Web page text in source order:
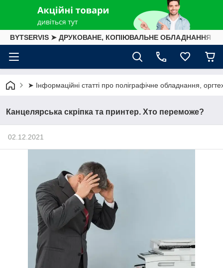
BYTSERVIS ➤ ДРУКОВАНЕ, КОПІЮВАЛЬНЕ ОБЛАДНАННЯ
➤ Інформаційні статті про поліграфічне обладнання,
Канцелярська скріпка та принтер. Хто переможе?
02.12.2021